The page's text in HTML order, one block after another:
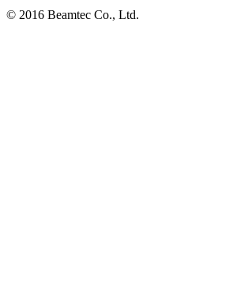
© 2016 Beamtec Co., Ltd.